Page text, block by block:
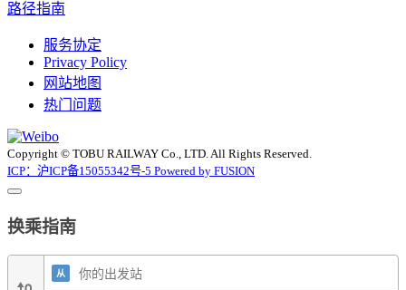
路径指南
服务协定
Privacy Policy
网站地图
热门问题
Copyright © TOBU RAILWAY Co., LTD. All Rights Reserved.
ICP：沪ICP备15055342号-5 Powered by FUSION
换乘指南
从